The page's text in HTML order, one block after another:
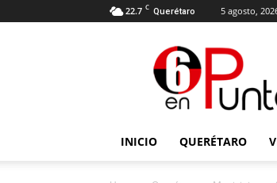
22.7 C Querétaro 5 agosto,
punto
INICIO QUERÉTARO